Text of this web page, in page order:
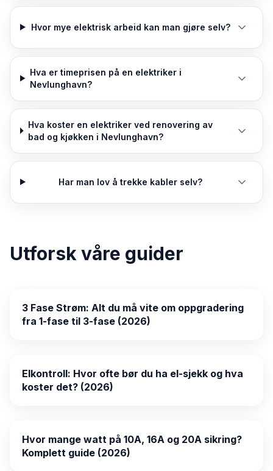
Hvor mye elektrisk arbeid kan man gjøre selv?
Hva er timeprisen på en elektriker i
Nevlunghavn?
Hva koster en elektriker ved renovering av
bad og kjøkken i Nevlunghavn?
Har man lov å trekke kabler selv?
Utforsk våre guider
3 Fase Strøm: Alt du må vite om oppgradering
fra 1-fase til 3-fase (2026)
Elkontroll: Hvor ofte bør du ha el-sjekk og hva
koster det? (2026)
Hvor mange watt på 10A, 16A og 20A sikring?
Komplett guide (2026)